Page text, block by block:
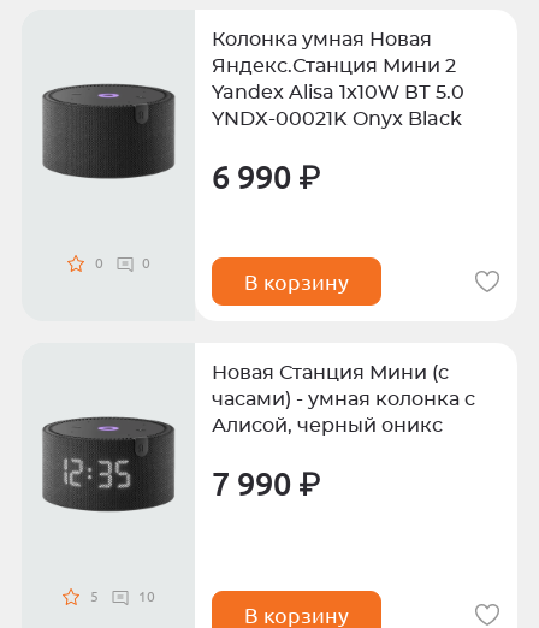
0 0
Колонка умная Новая
Яндекс.Станция Мини 2
Yandex Alisa 1x10W ВТ 5.0
YNDX-00021K Onyx Black
6 990 ₽
В корзину
5 10
Новая Станция Мини (с
часами) - умная колонка с
Алисой, черный оникс
7 990 ₽
В корзину
Отправить код по СМС
Отправить код еще раз через
сек.